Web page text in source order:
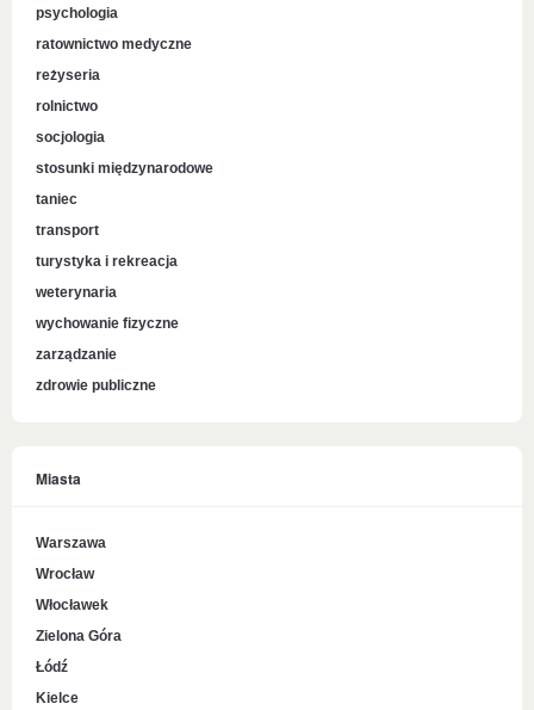
psychologia
ratownictwo medyczne
reżyseria
rolnictwo
socjologia
stosunki międzynarodowe
taniec
transport
turystyka i rekreacja
weterynaria
wychowanie fizyczne
zarządzanie
zdrowie publiczne
Miasta
Warszawa
Wrocław
Włocławek
Zielona Góra
Łódź
Kielce